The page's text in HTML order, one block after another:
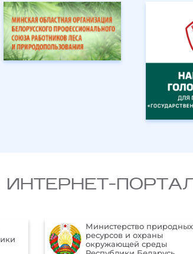
Официальный
портал Президента
Республики Беларусь